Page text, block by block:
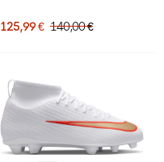
Enfants Rose Vif Blanc
125,99 € 140,00 €